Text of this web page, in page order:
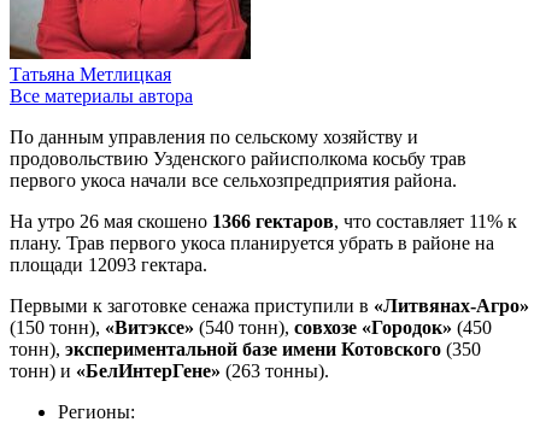
Татьяна Метлицкая
Все материалы автора
По данным управления по сельскому хозяйству и
продовольствию Узденского райисполкома косьбу трав
первого укоса начали все сельхозпредприятия района.
На утро 26 мая скошено 1366 гектаров, что составляет 11% к
плану. Трав первого укоса планируется убрать в районе на
площади 12093 гектара.
Первыми к заготовке сенажа приступили в «Литвянах-Агро»
(150 тонн), «Витэксе» (540 тонн), совхозе «Городок» (450
тонн), экспериментальной базе имени Котовского (350
тонн) и «БелИнтерГене» (263 тонны).
Регионы: